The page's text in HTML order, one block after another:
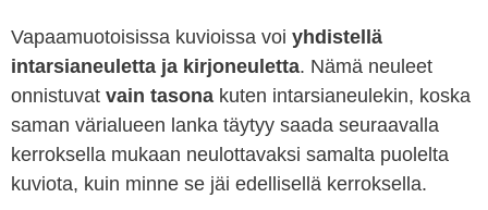
Vapaamuotoisissa kuvioissa voi yhdistellä
intarsianeuletta ja kirjoneuletta. Nämä neuleet
onnistuvat vain tasona kuten intarsianeulekin, koska
saman värialueen lanka täytyy saada seuraavalla
kerroksella mukaan neulottavaksi samalta puolelta
kuviota, kuin minne se jäi edellisellä kerroksella.